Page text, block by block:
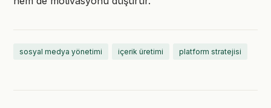
sosyal medya yönetimi içerik üretimi platform stratejisi